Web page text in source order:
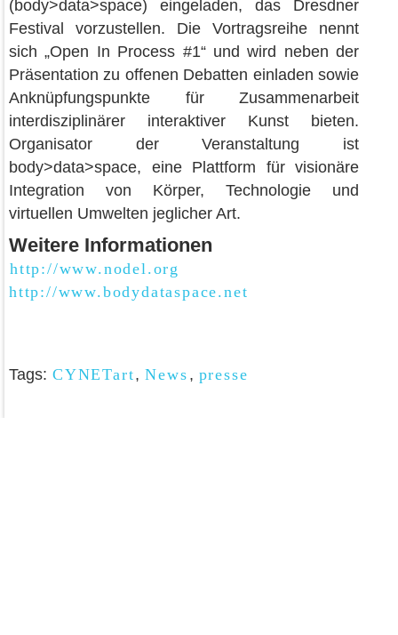
(body>data>space) eingeladen, das Dresdner
Festival vorzustellen. Die Vortragsreihe nennt
sich „Open In Process #1“ und wird neben der
Präsentation zu offenen Debatten einladen sowie
Anknüpfungspunkte für Zusammenarbeit
interdisziplinärer interaktiver Kunst bieten.
Organisator der Veranstaltung ist
body>data>space, eine Plattform für visionäre
Integration von Körper, Technologie und
virtuellen Umwelten jeglicher Art.
Weitere Informationen
http://www.nodel.org
http://www.bodydataspace.net
Tags: CYNETart, News , presse